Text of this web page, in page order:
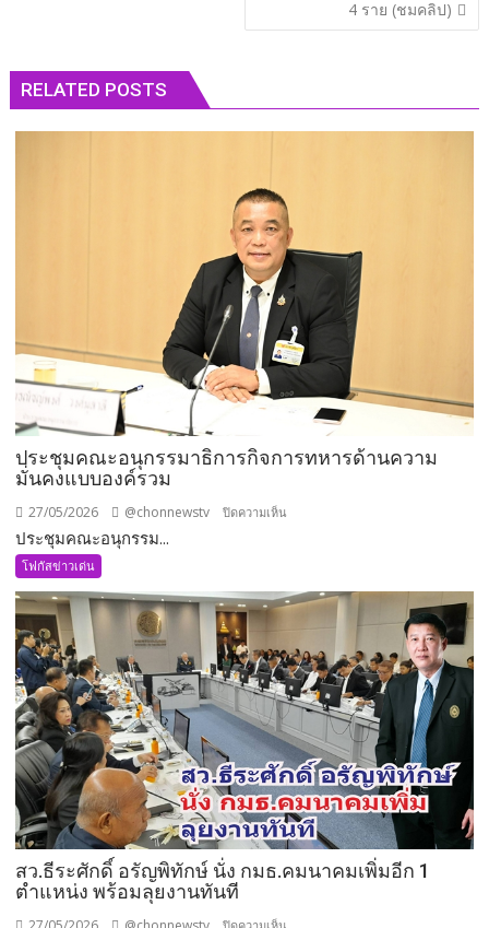
4 ราย (ชมคลิป)
RELATED POSTS
ประชุมคณะอนุกรรมาธิการกิจการทหารด้านความ
มั่นคงแบบองค์รวม
27/05/2026 @chonnewstv ปิดความเห็น
กรรมาธิการ
กิจการ
ทหาร
ด้าน
ความ
มั่นคง
แบบ
องค์
รวม
ประชุมคณะอนุกรรม...
โฟกัสข่าวเด่น
สว.ธีระศักดิ์ อรัญพิทักษ์ นั่ง กมธ.คมนาคมเพิ่มอีก 1
ตำแหน่ง พร้อมลุยงานทันที